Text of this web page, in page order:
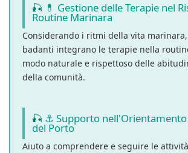
💊 Gestione delle Terapie nel
Routine Marinara
Considerando i ritmi della vita
badanti integrano le terapie nella
modo naturale e rispettoso delle
della comunità.
⚓ Supporto
del Porto
Aiuto a comprendere e seguire le